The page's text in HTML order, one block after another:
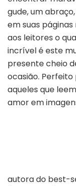
gude, um
em suas
aos leitores o
incrível é este
presente cheio
ocasião.
aqueles que
amor em
autora do best-